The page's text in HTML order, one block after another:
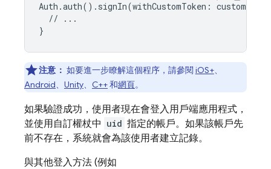
Auth.auth().signIn(withCustomToken:
  // ...
注意： 如要進一步瞭解這個程序，請參閱 iOS+、
Android、 Unity、 C++和網頁。
如果驗證成功，使用者現在會登入用戶端應用程式，
並使用自訂權杖中 uid 指定的帳戶。如果該帳戶先
前不存在，系統就會為該使用者建立記錄。
與其他登入方法 (例如